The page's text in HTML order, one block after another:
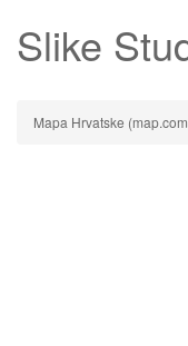
Slike
Mapa Hrvatske